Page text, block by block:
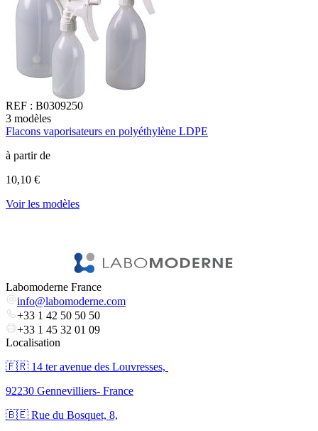
REF : B0309250
3 modèles
Flacons vaporisateurs en polyéthylène LDPE
à partir de
10,10 €
Voir les modèles
Labomoderne France
info@labomoderne.com
+33 1 42 50 50 50
+33 1 45 32 01 09
Localisation
🇫🇷 ​14 ter avenue des Louvresses,
92230 Gennevilliers- France
🇧🇪 Rue du Bosquet, 8,